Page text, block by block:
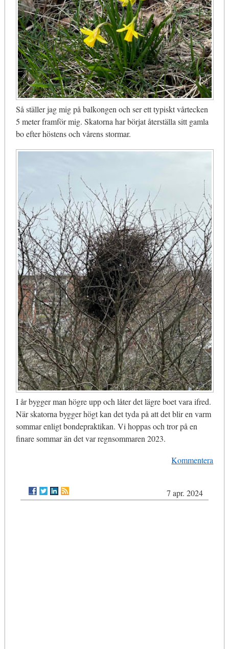
Så ställer jag mig på balkongen och ser ett typiskt vårtecken
5 meter framför mig. Skatorna har börjat återställa sitt gamla
bo efter höstens och vårens stormar.
I år bygger man högre upp och låter det lägre boet vara ifred.
När skatorna bygger högt kan det tyda på att det blir en varm
sommar enligt bondepraktikan. Vi hoppas och tror på en
finare sommar än det var regnsommaren 2023.
Kommentera
7 apr. 2024